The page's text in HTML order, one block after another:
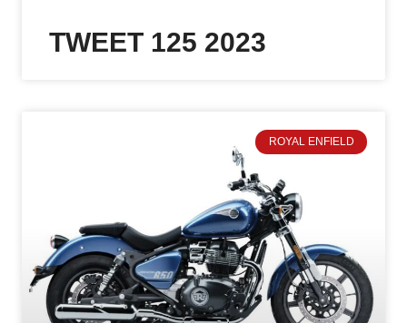
TWEET 125 2023
ROYAL ENFIELD